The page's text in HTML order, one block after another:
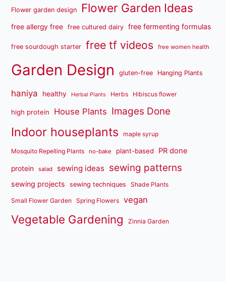
Flower garden design Flower Garden Ideas
free allergy free free cultured dairy free fermenting formulas
free sourdough starter free tf videos free women health
Garden Design gluten-free Hanging Plants
haniya healthy Herbal Plants Herbs Hibiscus flower
high protein House Plants Images Done
Indoor houseplants maple syrup
Mosquito Repelling Plants no-bake plant-based PR done
protein salad sewing ideas sewing patterns
sewing projects sewing techniques Shade Plants
Small Flower Garden Spring Flowers vegan
Vegetable Gardening Zinnia Garden